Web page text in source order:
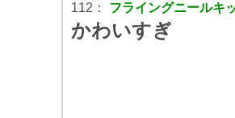
112： フライングニールキ
かわいすぎ